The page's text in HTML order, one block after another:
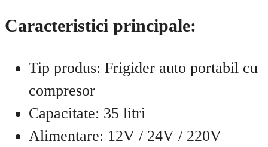
Caracteristici principale:
Tip produs: Frigider auto portabil cu
compresor
Capacitate: 35 litri
Alimentare: 12V / 24V / 220V